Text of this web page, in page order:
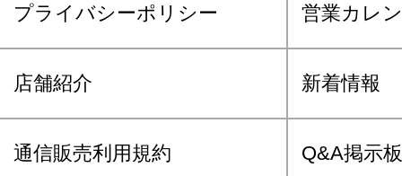
プライバシーポリシー 営業カレ
店舗紹介 新着情報
通信販売利用規約 Q&A掲示板